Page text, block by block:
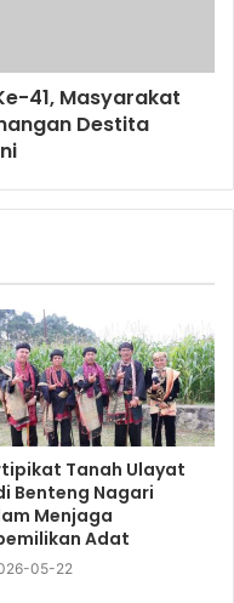
41, Masyarakat
Destita
Tanah Ulayat
Benteng Nagari
Menjaga
Adat
05-22